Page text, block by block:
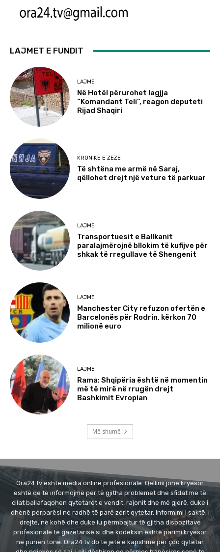
LAJMET E FUNDIT
LAJME
Në Hotël përurohet lagjja
“Komandant Teli”, reagon deputeti
Rijad Shaqiri
KRONIKË E ZEZË
Të shtëna me armë në Saraj,
qëllohet drejt një veture të parkuar
LAJME
Transportuesit e Ballkanit
paralajmërojnë bllokim të kufijve për
shkak të rregullave të Shengenit
LAJME
Manchester City refuzon ofertën e
Barcelonës për Rodrin, kërkon 70
milionë euro
LAJME
Rama: Shqipëria është në momentin
më të mirë në rrugën drejt
Bashkimit Evropian
Më shumë
Ora24.tv është media online profesionale. Qëllimi jonë kryesor
është që të informojmë për të gjitha problemet dhe sfidat me të
cilat ballafaqohen qytetarët e vendit, rajonit dhe më gjerë, duke i
dhënë përparësi në radhë të parë zërit qytetar. Informimi i saktë, i
drejtë, në kohë dhe duke iu përmbajtur të gjitha dispozitave
profesionale të gazetarisë si dhe kodeksin është parimi kryesor
në punën tonë. Ora24.tv do të jetë e kapshme për çdo qytetar